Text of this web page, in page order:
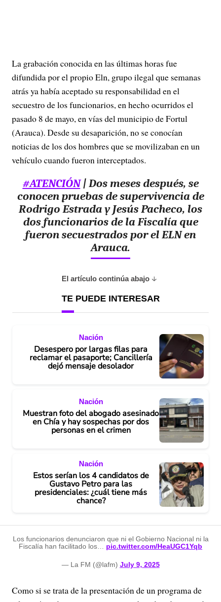
La grabación conocida en las últimas horas fue
difundida por el propio Eln, grupo ilegal que semanas
atrás ya había aceptado su responsabilidad en el
secuestro de los funcionarios, en hecho ocurridos el
pasado 8 de mayo, en vías del municipio de Fortul
(Arauca). Desde su desaparición, no se conocían
noticias de los dos hombres que se movilizaban en un
vehículo cuando fueron interceptados.
#ATENCIÓN| Dos meses después, se
conocen pruebas de supervivencia de
Rodrigo Estrada y Jesús Pacheco, los
dos funcionarios de la Fiscalía que
fueron secuestrados por el ELN en
Arauca.
El artículo continúa abajo
TE PUEDE INTERESAR
Nación
Desespero por largas filas para
reclamar el pasaporte; Cancillería
dejó mensaje desolador
Nación
Muestran foto del abogado asesinado
en Chía y hay sospechas por dos
personas en el crimen
Nación
Estos serían los 4 candidatos de
Gustavo Petro para las
presidenciales: ¿cuál tiene más
chance?
Los funcionarios denunciaron que ni el Gobierno Nacional ni la
Fiscalía han facilitado los… pic.twitter.com/HeaUGC1Yqb
— La FM (@lafm) July 9, 2025
Como si se trata de la presentación de un programa de